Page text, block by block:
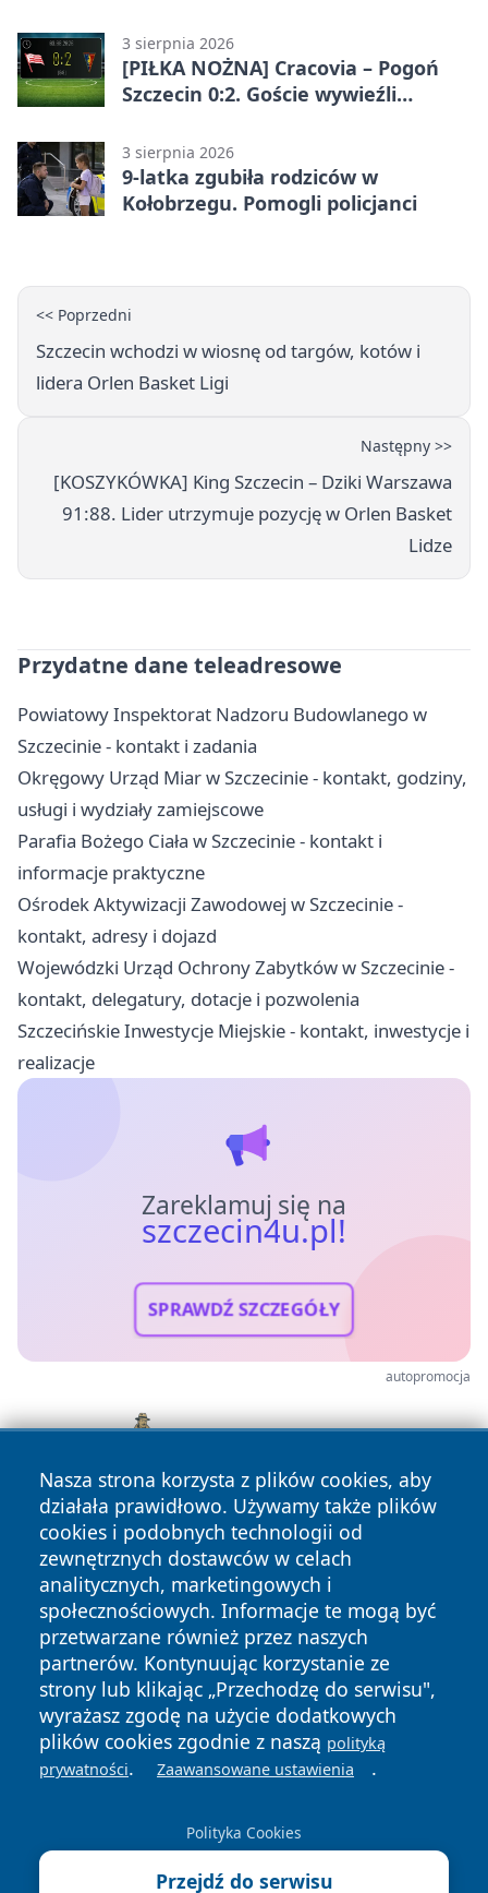
3 sierpnia 2026
[PIŁKA NOŻNA] Cracovia – Pogoń
Szczecin 0:2. Goście wywieźli
Ekstraklasy
3 sierpnia 2026
9-latka zgubiła rodziców w
Kołobrzegu. Pomogli policjanci
<< Poprzedni
Szczecin wchodzi w wiosnę od targów, kotów i
lidera Orlen Basket Ligi
Następny >>
[KOSZYKÓWKA] King Szczecin – Dziki Warszawa
91:88. Lider utrzymuje pozycję w Orlen Basket
Lidze
Przydatne dane teleadresowe
Powiatowy Inspektorat Nadzoru Budowlanego w
Szczecinie - kontakt i zadania
Okręgowy Urząd Miar w Szczecinie - kontakt, godziny,
usługi i wydziały zamiejscowe
Parafia Bożego Ciała w Szczecinie - kontakt i
informacje praktyczne
Ośrodek Aktywizacji Zawodowej w Szczecinie -
kontakt, adresy i dojazd
Wojewódzki Urząd Ochrony Zabytków w Szczecinie -
kontakt, delegatury, dotacje i pozwolenia
Szczecińskie Inwestycje Miejskie - kontakt, inwestycje i
realizacje
Zareklamuj się na
szczecin4u.pl!
SPRAWDŹ SZCZEGÓŁY
autopromocja
Nasza strona korzysta z plików cookies, aby
działała prawidłowo. Używamy także plików
cookies i podobnych technologii od
zewnętrznych dostawców w celach
analitycznych, marketingowych i
społecznościowych. Informacje te mogą być
przetwarzane również przez naszych
partnerów. Kontynuując korzystanie ze
strony lub klikając „Przechodzę do serwisu",
wyrażasz zgodę na użycie dodatkowych
plików cookies zgodnie z naszą polityką
prywatności. Zaawansowane ustawienia .
Polityka Cookies
Przejdź do serwisu
Copyright © 2026 szczecin4u.pl Wszystkie prawa zastrzeżone.
News Autorzy
Polityka
Polityka